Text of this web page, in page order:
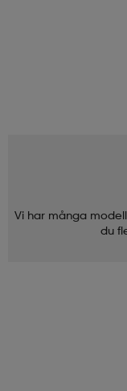
Vi har många
du